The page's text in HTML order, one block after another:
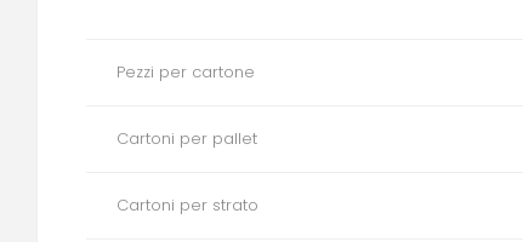
Pezzi per cartone
Cartoni per pallet
Cartoni per strato